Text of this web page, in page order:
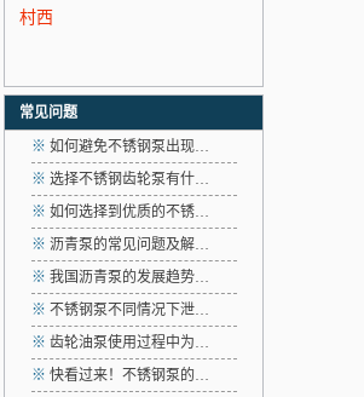
村西
常见问题
※ 如何避免不锈钢泵出现…
※ 选择不锈钢齿轮泵有什…
※ 如何选择到优质的不锈…
※ 沥青泵的常见问题及解…
※ 我国沥青泵的发展趋势…
※ 不锈钢泵不同情况下泄…
※ 齿轮油泵使用过程中为…
※ 快看过来！不锈钢泵的…